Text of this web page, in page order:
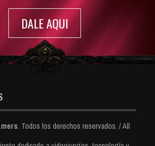
DALE AQUI
. Todos los derechos reservados. / All